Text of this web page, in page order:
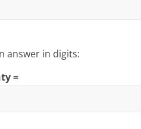
answer in digits:
=